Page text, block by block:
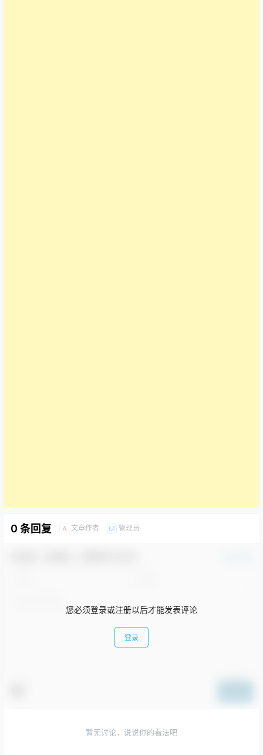
0 条回复 A 文章作者 M 管理员
您必须登录或注册以后才能发表评论
登录
暂无讨论，说说你的看法吧